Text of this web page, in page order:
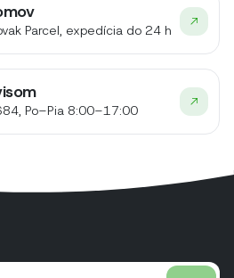
Parcel, expedícia do 24 h
Po–Pia 8:00–17:00